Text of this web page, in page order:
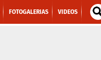
FOTOGALERIAS VIDEOS